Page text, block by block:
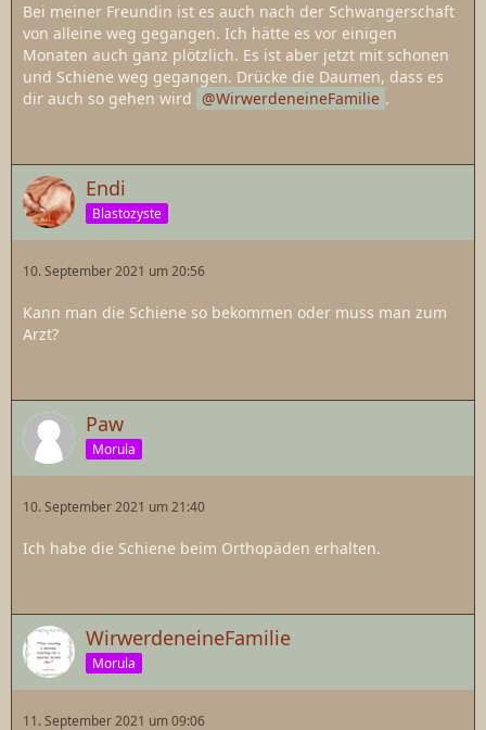
Bei meiner Freundin ist es auch nach der Schwangerschaft
von alleine weg gegangen. Ich hätte es vor einigen
Monaten auch ganz plötzlich. Es ist aber jetzt mit schonen
und Schiene weg gegangen. Drücke die Daumen, dass es
dir auch so gehen wird
WirwerdeneineFamilie .
Endi
Blastozyste
10. September 2021 um 20:56
Kann man die Schiene so bekommen oder muss man zum
Arzt?
Paw
Morula
10. September 2021 um 21:40
Ich habe die Schiene beim Orthopäden erhalten.
WirwerdeneineFamilie
Morula
11. September 2021 um 09:06